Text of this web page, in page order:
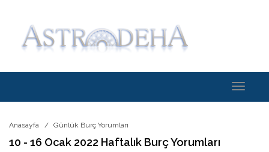
Toggle
Anasayfa Günlük Burç Yorumları
10 - 16 Ocak 2022 Haftalık Burç Yorumları